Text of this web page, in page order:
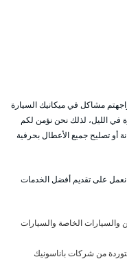
مشاكل في ميكانيك السيارة
في الليل، لذلك نحن نؤمن لكم
أو تصليح جميع الأعطال بحرفية
نعمل على تقديم أفضل الخدمات
والسيارات الخاصة والسيارات
من شركات باناسونيك